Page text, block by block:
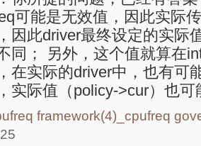
可能是无效值，因此实际
因此driver最终设定的实际
同； 另外，这个值就算在
在实际的driver中，也有可
实际值（policy->cur）也可
framework(4)_cpufreq